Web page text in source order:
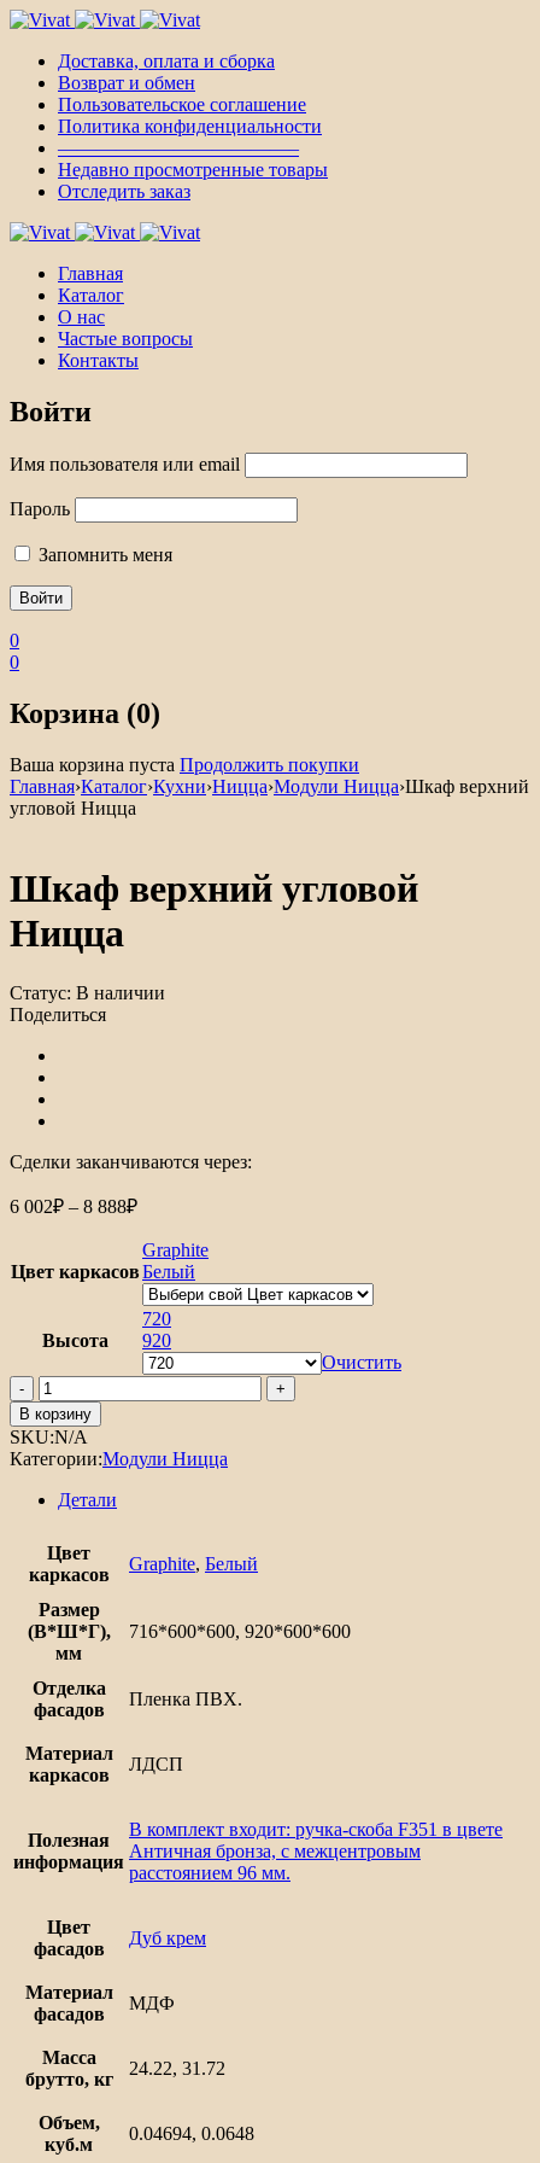
Доставка, оплата и сборка
Возврат и обмен
Пользовательское соглашение
Политика конфиденциальности
————————————–
Недавно просмотренные товары
Отследить заказ
Главная
Каталог
О нас
Частые вопросы
Контакты
Войти
Имя пользователя или email
Пароль
Запомнить меня
0
0
Корзина (0)
Ваша корзина пуста Продолжить покупки
Главная›Каталог›Кухни›Ницца›Модули Ницца›Шкаф верхний
угловой Ницца
Шкаф верхний угловой
Ницца
Статус: В наличии
Поделиться
Сделки заканчиваются через:
6 002₽ – 8 888₽Диапазон
6
002₽
8
888₽
Цвет каркасов
Graphite
Белый
Высота
720
920
Очистить
Количество
товара
Шкаф
верхний
угловой
Ницца
В корзину
SKU:N/A
Категории:Модули Ницца
Детали
Цвет
каркасов
Graphite, Белый
Размер
(В*Ш*Г),
мм
716*600*600, 920*600*600
Отделка
фасадов
Пленка ПВХ.
Материал
каркасов
ЛДСП
Полезная
информация
В комплект входит: ручка-скоба F351 в цвете
Античная бронза, с межцентровым
расстоянием 96 мм.
Цвет
фасадов
Дуб крем
Материал
фасадов
МДФ
Масса
брутто, кг
24.22, 31.72
Объем,
куб.м
0.04694, 0.0648